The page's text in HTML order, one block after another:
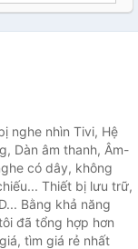
nghe nhìn Tivi, Hệ
Dàn âm thanh, Âm-
có dây, không
Thiết bị lưu trữ,
Bằng khả năng
đã tổng hợp hơn
tìm giá rẻ nhất